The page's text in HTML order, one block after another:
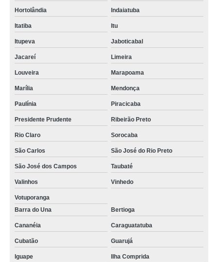
Hortolândia Indaiatuba
Itatiba Itu
Itupeva Jaboticabal
Jacareí Limeira
Louveira Marapoama
Marília Mendonça
Paulínia Piracicaba
Presidente Prudente Ribeirão Preto
Rio Claro Sorocaba
São Carlos São José do Rio Preto
São José dos Campos Taubaté
Valinhos Vinhedo
Votuporanga
Barra do Una
Bertioga
Cananéia Caraguatatuba
Cubatão Guarujá
Iguape Ilha Comprida